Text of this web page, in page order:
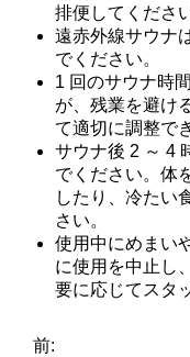
排便してくださ
遠赤外線サウナ
でください。
1 回のサウナ時
が、残業を避け
て適切に調整で
サウナ後 2 ～ 4
でください。体
したり、冷たい
さい。
使用中にめまい
に使用を中止し
要に応じてスタ
前: